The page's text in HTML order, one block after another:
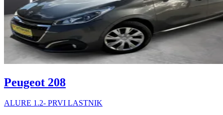
Peugeot 208
ALURE 1.2- PRVI LASTNIK